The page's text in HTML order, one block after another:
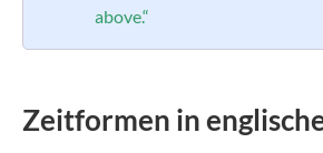
above.“
Zeitformen in